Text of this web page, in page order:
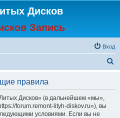
Дисков
Запись
Вход
правила
Дисков» (в дальнейшем «мы»,
forum.remont-lityh-diskov.ru»), вы
условиями. Если вы не